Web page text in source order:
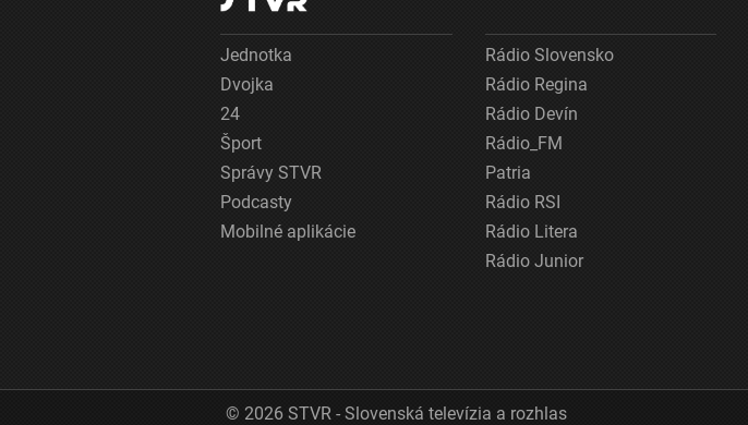
Jednotka
Dvojka
24
Šport
Správy STVR
Podcasty
Mobilné aplikácie
Rádio Slovensko
Rádio Regina
Rádio Devín
Rádio_FM
Patria
Rádio RSI
Rádio Litera
Rádio Junior
© 2026 STVR - Slovenská televízia a rozhlas